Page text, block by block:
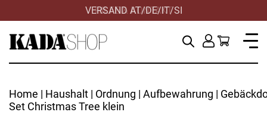
VERSAND AT/DE/IT/SI
Home | Haushalt | Ordnung | Aufbewahrung |
Set Christmas Tree klein